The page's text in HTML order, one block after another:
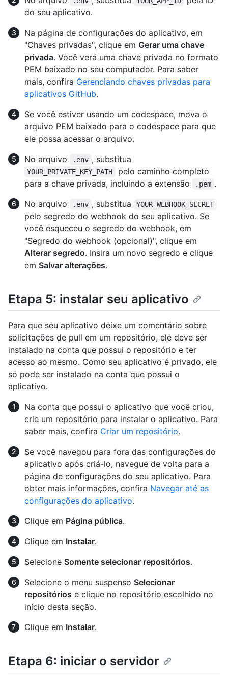
do seu aplicativo.
Na página de configurações do aplicativo, em
"Chaves privadas", clique em Gerar uma chave
privada. Você verá uma chave privada no formato
PEM baixado no seu computador. Para saber
mais, confira Gerenciando chaves privadas para
aplicativos GitHub.
Se você estiver usando um codespace, mova o
arquivo PEM baixado para o codespace para que
ele possa acessar o arquivo.
No arquivo
.env , substitua
YOUR_PRIVATE_KEY_PATH
pelo caminho completo
para a chave privada, incluindo a extensão
.pem .
No arquivo
.env , substitua YOUR_WEBHOOK_SECRET
pelo segredo do webhook do seu aplicativo. Se
você esqueceu o segredo do webhook, em
"Segredo do webhook (opcional)", clique em
Alterar segredo. Insira um novo segredo e clique
em Salvar alterações.
Etapa 5: instalar seu aplicativo
Para que seu aplicativo deixe um comentário sobre
solicitações de pull em um repositório, ele deve ser
instalado na conta que possui o repositório e ter
acesso ao mesmo. Como seu aplicativo é privado, ele
só pode ser instalado na conta que possui o
aplicativo.
Na conta que possui o aplicativo que você criou,
crie um repositório para instalar o aplicativo. Para
saber mais, confira Criar um repositório.
Se você navegou para fora das configurações do
aplicativo após criá-lo, navegue de volta para a
página de configurações do seu aplicativo. Para
obter mais informações, confira Navegar até as
configurações do aplicativo.
Clique em Página pública.
Clique em Instalar.
Selecione Somente selecionar repositórios.
Selecione o menu suspenso Selecionar
repositórios e clique no repositório escolhido no
início desta seção.
Clique em Instalar.
Etapa 6: iniciar o servidor